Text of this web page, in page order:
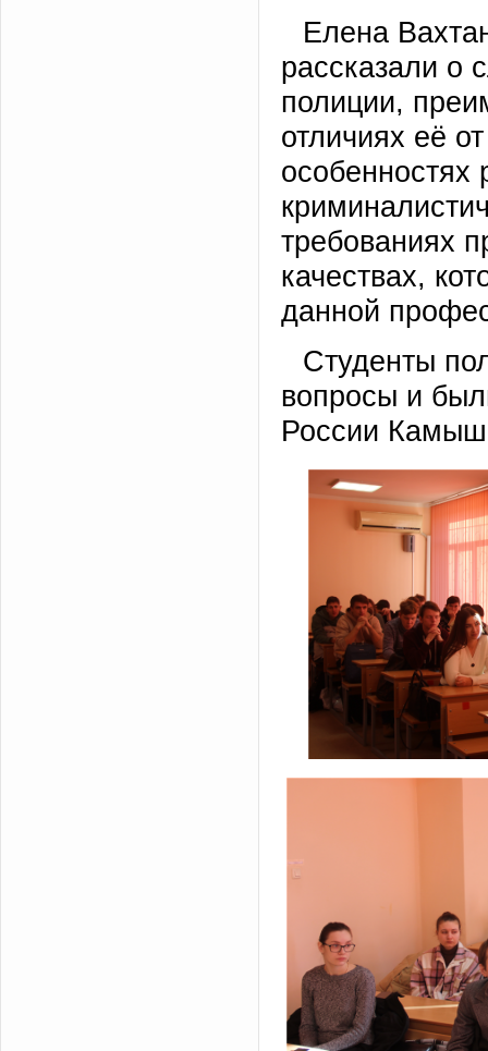
Елена
рассказали о
полиции,
отличиях её
особенностях
требованиях
качествах,
данной
Студенты
вопросы и
России